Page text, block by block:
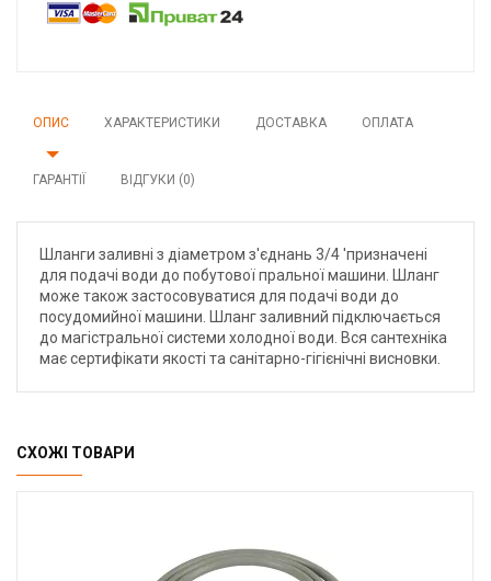
ОПИС ХАРАКТЕРИСТИКИ ДОСТАВКА ОПЛАТА
ГАРАНТІЇ ВІДГУКИ (0)
Шланги заливні з діаметром з'єднань 3/4 'призначені
для подачі води до побутової пральної машини. Шланг
може також застосовуватися для подачі води до
посудомийної машини. Шланг заливний підключається
до магістральної системи холодної води. Вся сантехніка
має сертифікати якості та санітарно-гігієнічні висновки.
СХОЖІ ТОВАРИ